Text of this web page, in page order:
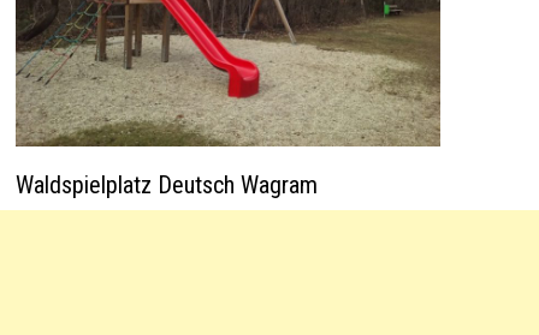
Waldspielplatz Deutsch Wagram